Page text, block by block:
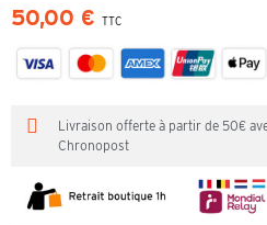
50,00 € TTC
Livraison offerte à partir de 50€
Chronopost